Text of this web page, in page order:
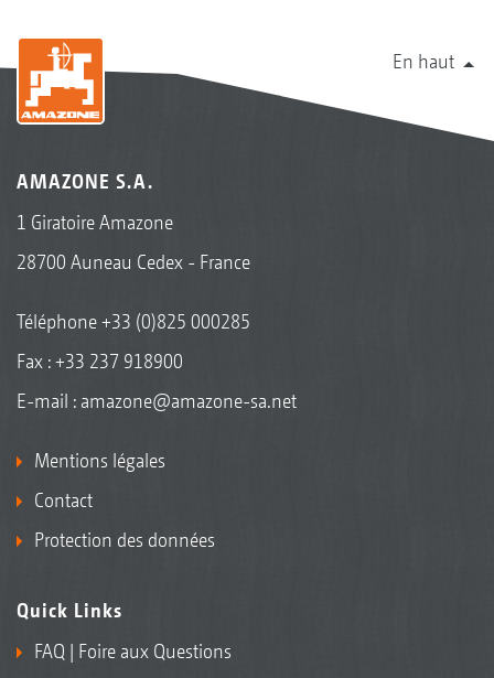
En haut
AMAZONE S.A.
1 Giratoire Amazone
28700 Auneau Cedex - France
Téléphone+33 (0)825 000285
Fax : +33 237 918900
E-mail : amazone@amazone-sa.net
Mentions légales
Contact
Protection des données
Quick Links
FAQ | Foire aux Questions